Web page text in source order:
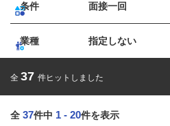
条件 面接一回
業種 指定しない
全 37 件ヒットしました
全 37件中 1 - 20件を表示